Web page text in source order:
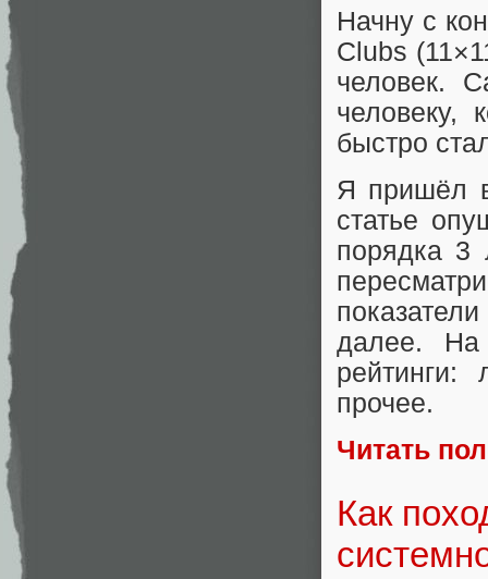
Начну с
Clubs
человек.
человеку,
быстро
Я пришёл
статье
порядка 3
далее. На
рейтинги:
прочее.
Читать
Как